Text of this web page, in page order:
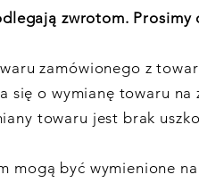
zwrotom. Prosimy
zamówionego z
się o wymianę towaru na
towaru jest brak
mogą być wymienione